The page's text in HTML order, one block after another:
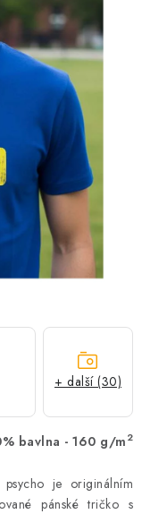
Napište nám
bavlna - 160 g/m 2
je originálním
pánské tričko s
+ další (30)